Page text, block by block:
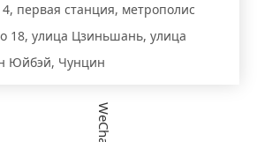
первая станция, метрополис
18, улица Цзиньшань, улица
Юйбэй, Чунцин